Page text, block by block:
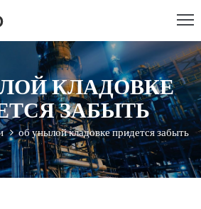
КЛАДОВКЕ
ЗАБЫТЬ
об унылой кладовке придется забыть